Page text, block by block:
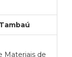
Materiais de